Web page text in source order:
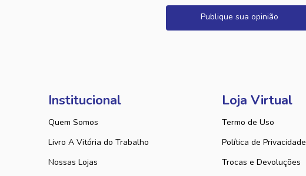
Publique sua opinião
Institucional
Quem Somos
Livro A Vitória do Trabalho
Nossas Lojas
Loja Virtual
Termo de Uso
Política de Privacidade
Trocas e Devoluções